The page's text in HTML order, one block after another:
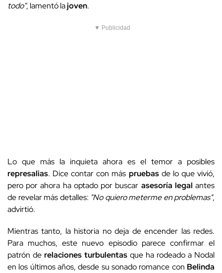
todo", lamentó lajoven.
▼ Publicidad
Lo que más la inquieta ahora es el temor a posibles
represalias. Dice contar con más pruebasde lo que vivió,
pero por ahora ha optado por buscar asesoría legal antes
de revelar más detalles: "No quiero meterme en problemas",
advirtió.
Mientras tanto, la historia no deja de encender las redes.
Para muchos, este nuevo episodio parece confirmar el
patrón de relaciones turbulentas que ha rodeado a Nodal
en los últimos años, desde su sonado romance con Belinda